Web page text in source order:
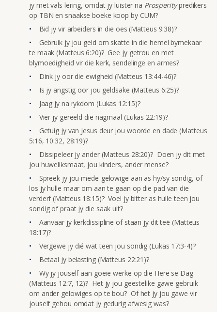
jy met vals lering, omdat jy luister na Prosperitypredikers
op TBN en snaakse boeke koop by CUM?
Bid jy vir arbeiders in die oes (Matteus 9:38)?
Gebruik jy jou geld om skatte in die hemel bymekaar
te maak (Matteus 6:20)? Gee jy getrou en met
blymoedigheid vir die kerk, sendelinge en armes?
Dink jy oor die ewigheid (Matteus 13:44-46)?
Is jy angstig oor jou geldsake (Matteus 6:25)?
Jaag jy na rykdom (Lukas 12:15)?
Vier jy gereeld die nagmaal (Lukas 22:19)?
Getuig jy van Jesus deur jou woorde en dade (Matteus
5:16, 10:32, 28:19)?
Dissipeleer jy ander (Matteus 28:20)? Doen jy dit met
jou huweliksmaat, jou kinders, ander mense?
Spreek jy jou mede-gelowige aan as hy/sy sondig, of
los jy hulle maar om aan te gaan op die pad van die
verderf (Matteus 18:15)? Voel jy bitter as hulle teen jou
sondig of praat jy die saak uit?
Aanvaar jy kerkdissipline of staan jy dit teë (Matteus
18:17)?
Vergewe jy dié wat teen jou sondig (Lukas 17:3-4)?
Betaal jy belasting (Matteus 22:21)?
Wy jy jouself aan goeie werke op die Here se Dag
(Matteus 12:7, 12)? Het jy jou geestelike gawe gebruik
om ander gelowiges op te bou? Of het jy jou gawe vir
jouself gehou omdat jy gedurig afwesig was?